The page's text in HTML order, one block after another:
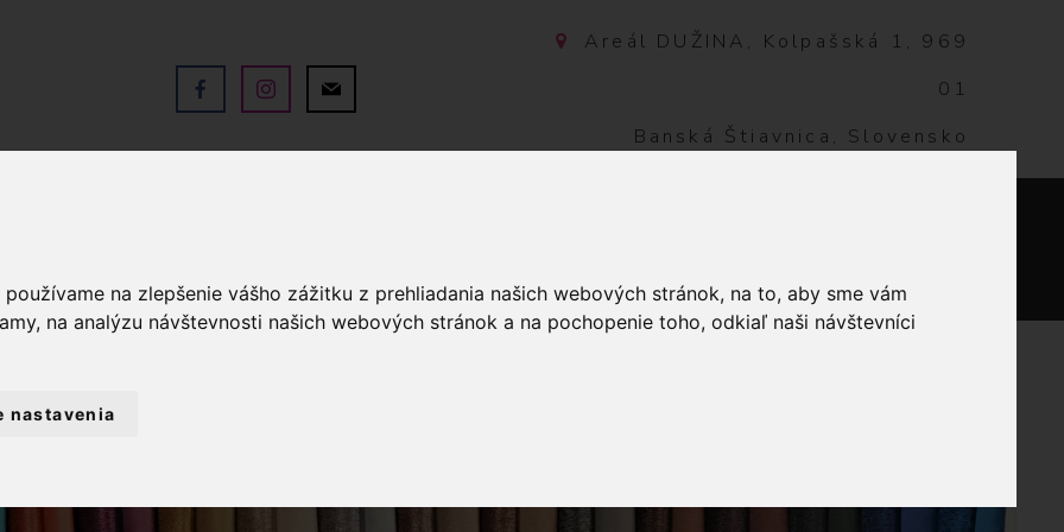
na zlepšenie vášho zážitku z prehliadania našich webových stránok, na to, aby sme vám
na analýzu návštevnosti našich webových stránok a na pochopenie toho, odkiaľ naši návštevníci
nastavenia
Areál DUŽINA, Kolpašská 1, 969
01
Banská Štiavnica, Slovensko
B
t